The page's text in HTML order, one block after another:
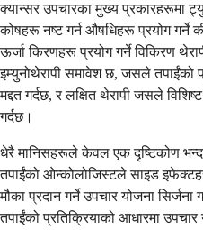
क्यान्सर उपचारका मुख्य प्रकारहरूमा
कोषहरू नष्ट गर्न औषधिहरू प्रयोग गर्ने
ऊर्जा किरणहरू प्रयोग गर्ने विकिरण
इम्युनोथेरापी समावेश छ, जसले तपाईंको
मद्दत गर्दछ, र लक्षित थेरापी जसले
गर्दछ।
धेरै मानिसहरूले केवल एक दृष्टिकोण
तपाईंको ओन्कोलोजिस्टले साइड
मौका प्रदान गर्ने उपचार योजना
तपाईंको प्रतिक्रियाको आधारमा